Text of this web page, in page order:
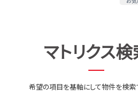
マトリクス
希望の項目を基軸にして物件を検索